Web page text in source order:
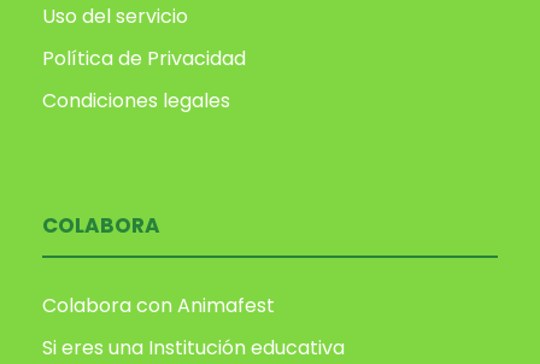
Uso del servicio
Política de Privacidad
Condiciones legales
COLABORA
Colabora con Animafest
Si eres una Institución educativa